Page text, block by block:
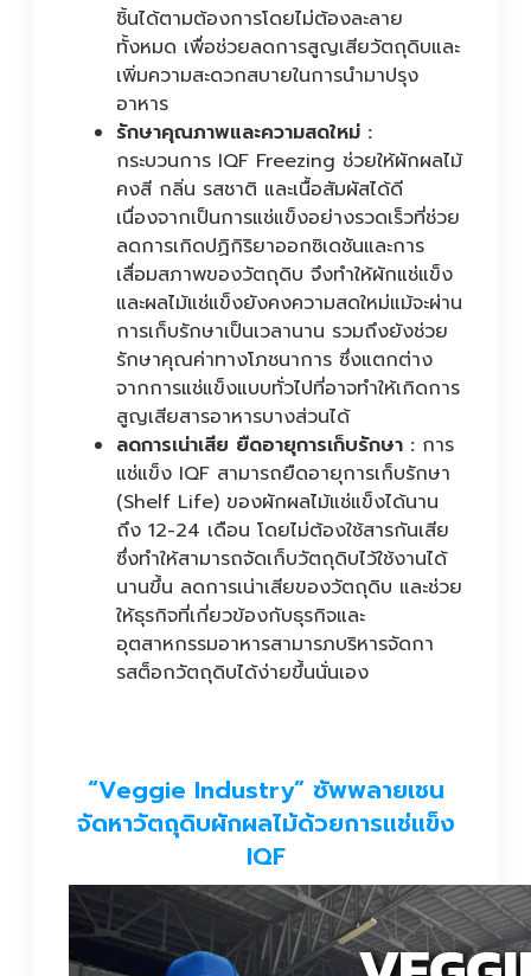
ชิ้นได้ตามต้องการโดยไม่ต้องละลาย
ทั้งหมด เพื่อช่วยลดการสูญเสียวัตถุดิบและ
เพิ่มความสะดวกสบายในการนำมาปรุง
อาหาร
รักษาคุณภาพและความสดใหม่ :
กระบวนการ IQF Freezing ช่วยให้ผักผลไม้
คงสี กลิ่น รสชาติ และเนื้อสัมผัสได้ดี
เนื่องจากเป็นการแช่แข็งอย่างรวดเร็วที่ช่วย
ลดการเกิดปฏิกิริยาออกซิเดชันและการ
เสื่อมสภาพของวัตถุดิบ จึงทำให้ผักแช่แข็ง
และผลไม้แช่แข็งยังคงความสดใหม่แม้จะผ่าน
การเก็บรักษาเป็นเวลานาน รวมถึงยังช่วย
รักษาคุณค่าทางโภชนาการ ซึ่งแตกต่าง
จากการแช่แข็งแบบทั่วไปที่อาจทำให้เกิดการ
สูญเสียสารอาหารบางส่วนได้
ลดการเน่าเสีย ยืดอายุการเก็บรักษา : การ
แช่แข็ง IQF สามารถยืดอายุการเก็บรักษา
(Shelf Life) ของผักผลไม้แช่แข็งได้นาน
ถึง 12-24 เดือน โดยไม่ต้องใช้สารกันเสีย
ซึ่งทำให้สามารถจัดเก็บวัตถุดิบไว้ใช้งานได้
นานขึ้น ลดการเน่าเสียของวัตถุดิบ และช่วย
ให้ธุรกิจที่เกี่ยวข้องกับธุรกิจและ
อุตสาหกรรมอาหารสามารภบริหารจัดกา
รสต็อกวัตถุดิบได้ง่ายขึ้นนั่นเอง
“Veggie Industry” ซัพพลายเชน
จัดหาวัตถุดิบผักผลไม้ด้วยการแช่แข็ง
IQF